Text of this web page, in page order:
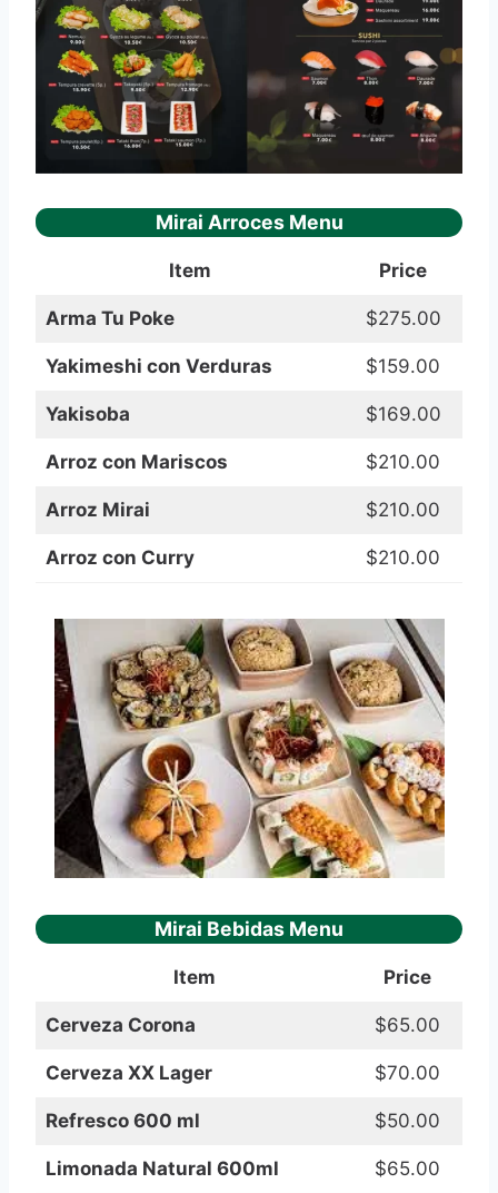
Mirai Arroces Menu
Item Price
Arma Tu Poke $275.00
Yakimeshi con Verduras $159.00
Yakisoba $169.00
Arroz con Mariscos $210.00
Arroz Mirai $210.00
Arroz con Curry $210.00
Mirai Bebidas Menu
Item Price
Cerveza Corona $65.00
Cerveza XX Lager $70.00
Refresco 600 ml $50.00
Limonada Natural 600ml $65.00